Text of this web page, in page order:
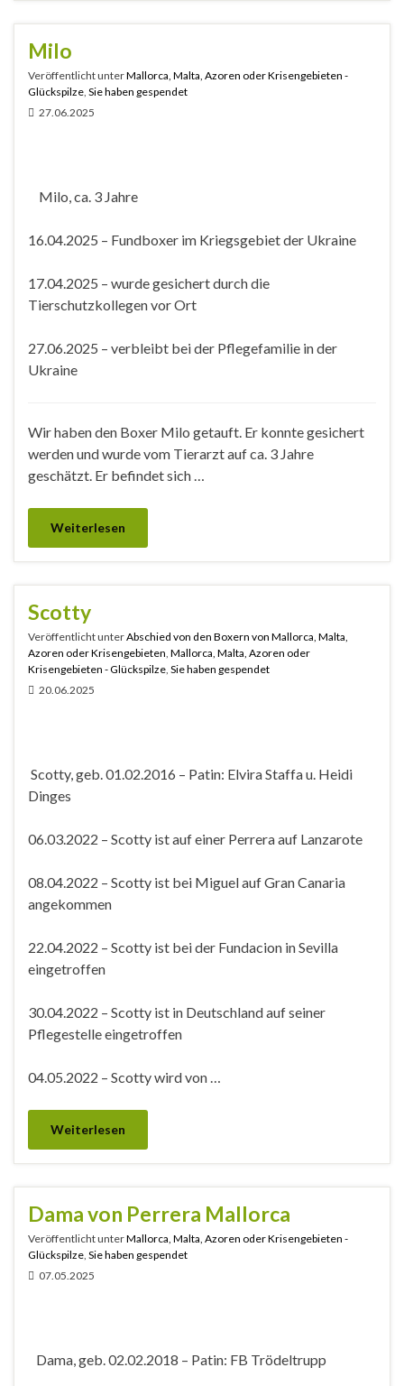
Milo
Veröffentlicht unterMallorca, Malta, Azoren oder Krisengebieten -
Glückspilze Sie haben gespendet
27.06.2025
Milo, ca. 3 Jahre
16.04.2025 – Fundboxer im Kriegsgebiet der Ukraine
17.04.2025 – wurde gesichert durch die
Tierschutzkollegen vor Ort
27.06.2025 – verbleibt bei der Pflegefamilie in der
Ukraine
Wir haben den Boxer Milo getauft. Er konnte gesichert
werden und wurde vom Tierarzt auf ca. 3 Jahre
geschätzt. Er befindet sich …
Weiterlesen
Scotty
Veröffentlicht unterAbschied von den Boxern von Mallorca, Malta,
Azoren oder Krisengebieten Mallorca, Malta, Azoren oder
Krisengebieten - Glückspilze Sie haben gespendet
20.06.2025
Scotty, geb. 01.02.2016 – Patin: Elvira Staffa u. Heidi
Dinges
06.03.2022 – Scotty ist auf einer Perrera auf Lanzarote
08.04.2022 – Scotty ist bei Miguel auf Gran Canaria
angekommen
22.04.2022 – Scotty ist bei der Fundacion in Sevilla
eingetroffen
30.04.2022 – Scotty ist in Deutschland auf seiner
Pflegestelle eingetroffen
04.05.2022 – Scotty wird von …
Weiterlesen
Dama von Perrera Mallorca
Veröffentlicht unterMallorca, Malta, Azoren oder Krisengebieten -
Glückspilze Sie haben gespendet
07.05.2025
Dama, geb. 02.02.2018 – Patin: FB Trödeltrupp